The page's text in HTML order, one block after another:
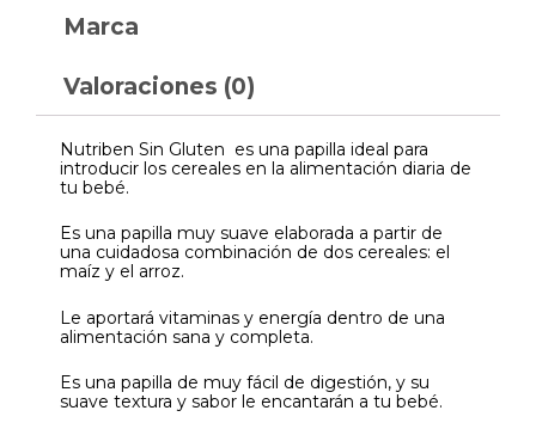
Marca
Valoraciones (0)
Nutriben Sin Gluten es una papilla ideal para
introducir los cereales en la alimentación diaria de
tu bebé.
Es una papilla muy suave elaborada a partir de
una cuidadosa combinación de dos cereales: el
maíz y el arroz.
Le aportará vitaminas y energía dentro de una
alimentación sana y completa.
Es una papilla de muy fácil de digestión, y su
suave textura y sabor le encantarán a tu bebé.